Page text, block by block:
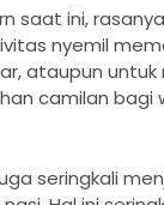
saat ini,
nyemil
ataupun untuk
camilan
seringkali